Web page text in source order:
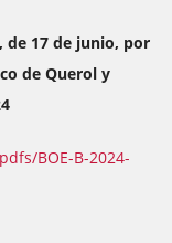
de 17 de junio, por
de Querol y
BOE-B-2024-